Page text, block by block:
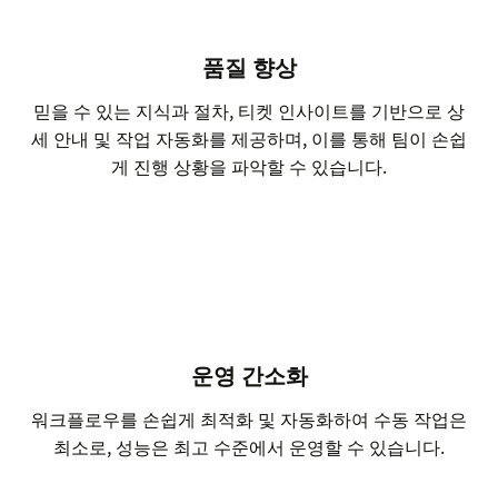
품질 향상
믿을 수 있는 지식과 절차, 티켓 인사이트를 기반으로 상
세 안내 및 작업 자동화를 제공하며, 이를 통해 팀이 손쉽
게 진행 상황을 파악할 수 있습니다.
운영 간소화
워크플로우를 손쉽게 최적화 및 자동화하여 수동 작업은
최소로, 성능은 최고 수준에서 운영할 수 있습니다.